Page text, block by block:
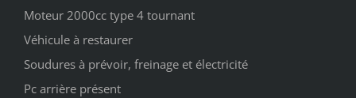
Moteur 2000cc type 4 tournant
Véhicule à restaurer
Soudures à prévoir, freinage et électricité
Pc arrière présent